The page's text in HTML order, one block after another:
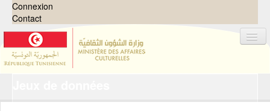
Connexion
Contact
Organisations